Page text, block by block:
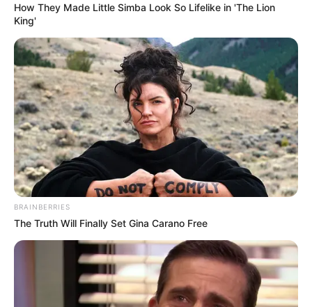
How They Made Little Simba Look So Lifelike in 'The Lion
King'
BRAINBERRIES
The Truth Will Finally Set Gina Carano Free